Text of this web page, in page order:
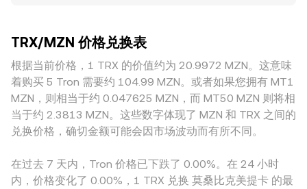
rate 的快速波动。技术层面，合约市场中的永续合约资金费率
正负变动、季度合约或期权到期的集中结算、链上和交易所间
的大额“鲸鱼”地址调仓，都会在短期内放大波动；若资金费率
长期为正，表明多头付费占优，可能吸引套利和对冲盘介入，
从而改变短线供需结构并反映在 TRX/MZN conversion rate
上。
之外，TRX 在 TRON 生态的去中心化交易平台也具备一定流
动性，自动做市商（AMM）通常采用恒定乘积公式 x × y = k，
其中 x、y 分别代表池中两种资产储备，瞬时价格近似为 y/x；
当有大额兑换打破池子平衡时，价格沿曲线滑动，进而与中心
化平台价格产生短期偏离，随后在套利作用下趋于收敛。综合
来看，订单簿撮合成交决定了即时价格点位，跨平台 VWAP 提
供了成交量加权的更广义参考，而 AMM 曲线与套利共同塑造
了 TRX/MZN conversion rate 在不同场景下的动态演变。
度不足使报价更易偏离。与地域与监管相关的因素也可能造成
溢价或折价：例如某些司法辖区对 TRX 及稳定币使用的监管
强度、法定结算通道的合规成本与可得性，会影响以 MZN 计
价的入金与报价体系，从而在 TRX/MZN 上体现出区域性差
异。此外，许多平台的 TRX/MZN 实际上通过 TRX/USDT 与
USDT/MZN 的链式报价间接形成，USDT 对 MZN 的“基差”
（USDT 相对 MZN 的微小溢价或折价）会传导至最终的
卖高，推动价格收敛，但由于费率、提现与入账时效、链上确
认与风控限制等摩擦，套利并非瞬时且并不完美，这些现实因
TRX/MZN 价格兑换表
根据当前价格，1 TRX 的价值约为 20.9972 MZN。这意味
着购买 5 Tron 需要约 104.99 MZN。或者如果您拥有 MT1
MZN，则相当于约 0.047625 MZN，而 MT50 MZN 则将相
当于约 2.3813 MZN。这些数字体现了 MZN 和 TRX 之间的
兑换价格，确切金额可能会因市场波动而有所不同。
在过去 7 天内，Tron 价格已下跌了 0.00%。在 24 小时
内，价格变化了 0.00%，1 TRX 兑换 莫桑比克美提卡 的最